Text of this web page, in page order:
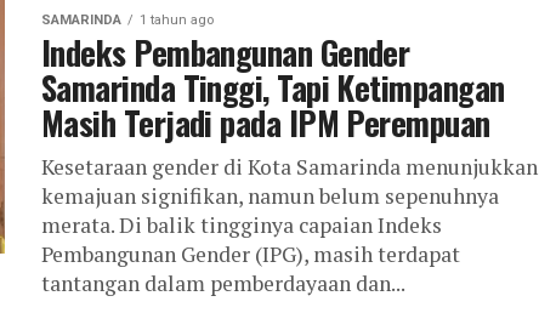
SAMARINDA 1 tahun ago
Indeks Pembangunan Gender
Samarinda Tinggi, Tapi Ketimpangan
Masih Terjadi pada IPM Perempuan
Kesetaraan gender di Kota Samarinda menunjukkan
kemajuan signifikan, namun belum sepenuhnya
merata. Di balik tingginya capaian Indeks
Pembangunan Gender (IPG), masih terdapat
tantangan dalam pemberdayaan dan...